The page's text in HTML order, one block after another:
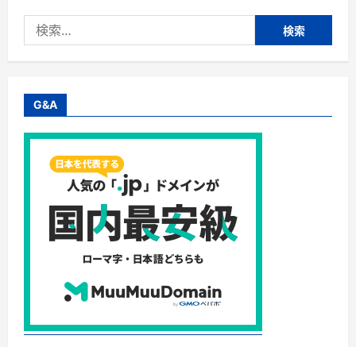
10
続
猛
な
さ
ら
命
を
守
『猛
暑
対
完
全
イ
ド
つ
い
索:
G&A